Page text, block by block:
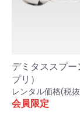
デミタススプ
プリ）
レンタル価格(税
会員限定